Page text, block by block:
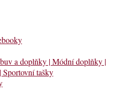
a doplňky | Módní doplňky |
Sportovní tašky